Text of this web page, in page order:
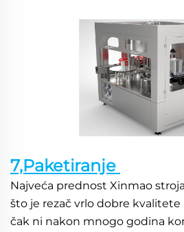
7,Paketiranje
Najveća prednost Xinmao
što je rezač vrlo dobre
čak ni nakon mnogo godina